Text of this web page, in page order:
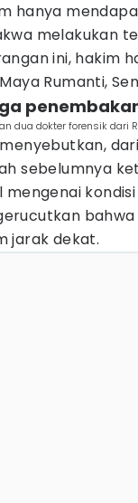
hanya
melakukan
ini, hakim
Rumanti,
dua dokter forensik dari
sebelumnya
mengenai
jarak dekat.